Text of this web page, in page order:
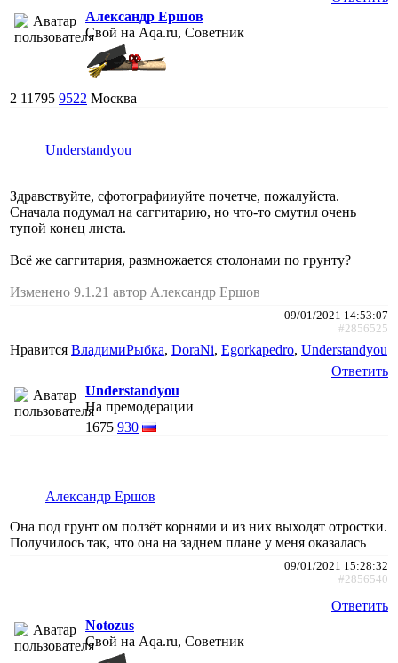
Александр Ершов
Свой на Aqa.ru, Советник
2 11795 9522 Москва
Understandyou
Здравствуйте, сфотографииуйте почетче, пожалуйста.
Сначала подумал на саггитарию, но что-то смутил очень
тупой конец листа.
Всё же саггитария, размножается столонами по грунту?
Изменено 9.1.21 автор Александр Ершов
09/01/2021 14:53:07
#2856525
Нравится ВладимиРыбка, DoraNi, Egorkapedro, Understandyou
Ответить
Understandyou
На премодерации
1675 930
Александр Ершов
Она под грунт ом ползёт корнями и из них выходят отростки.
Получилось так, что она на заднем плане у меня оказалась
09/01/2021 15:28:32
#2856540
Ответить
Notozus
Свой на Aqa.ru, Советник